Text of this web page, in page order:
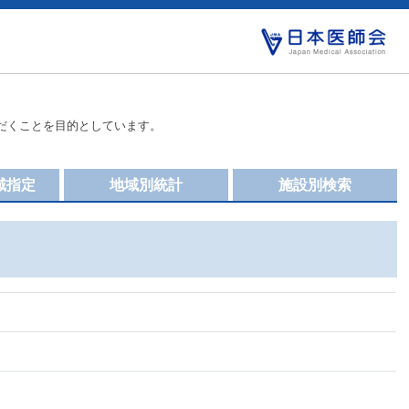
ことを目的としています。
施設別検索
地域別統計
指定